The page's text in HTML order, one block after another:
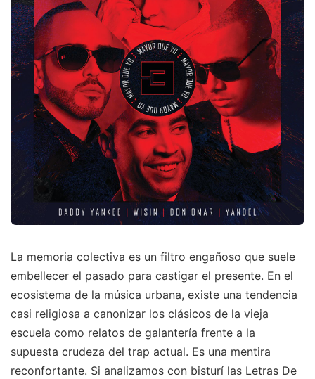
La memoria colectiva es un filtro engañoso que suele
embellecer el pasado para castigar el presente. En el
ecosistema de la música urbana, existe una tendencia
casi religiosa a canonizar los clásicos de la vieja
escuela como relatos de galantería frente a la
supuesta crudeza del trap actual. Es una mentira
reconfortante. Si analizamos con bisturí las Letras De